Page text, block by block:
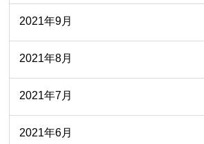
2021年9月
2021年8月
2021年7月
2021年6月